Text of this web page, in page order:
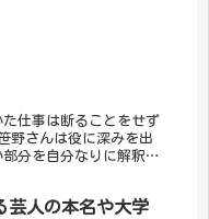
仕事は断ることをせず
野さんは役に深みを出
分を自分なりに解釈
芸人の本名や大学